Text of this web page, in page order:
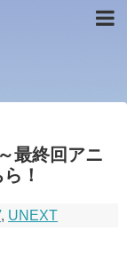
最終回アニ
！
, UNEXT